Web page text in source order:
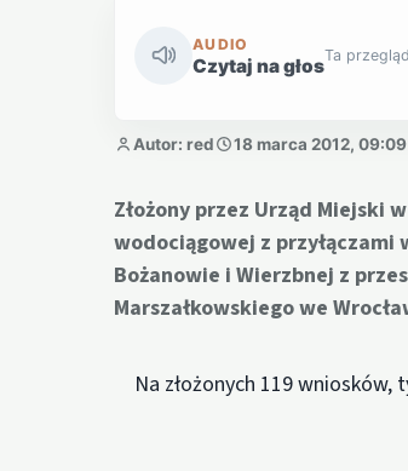
AUDIO
Czytaj na głosTa
Autor: red 18 marca 2012, 09:09
Złożony przez Urząd Miejski
wodociągowej z
Bożanowie i Wierzbnej z
Marszałkowskiego we
Na złożonych 119 wniosków,